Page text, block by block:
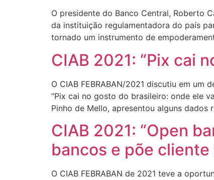
O presidente do Banco Central, Roberto
da instituição regulamentadora do país
tornado um instrumento de
CIAB 2021: “Pix cai
O CIAB FEBRABAN/2021 discutiu em
“Pix cai no gosto do brasileiro: onde ele
Pinho de Mello, apresentou alguns dados
CIAB 2021: “Open
bancos e põe cliente
O CIAB FEBRABAN de 2021 teve a